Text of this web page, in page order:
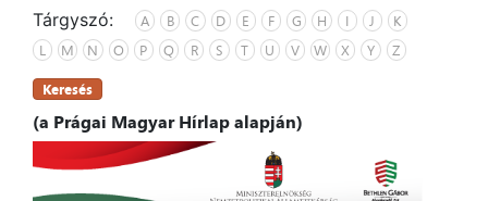
Tárgyszó: A B C D E F G H I J
K
L
M N O P Q R S T U V W X Y Z
Keresés
(a Prágai Magyar Hírlap alapján)